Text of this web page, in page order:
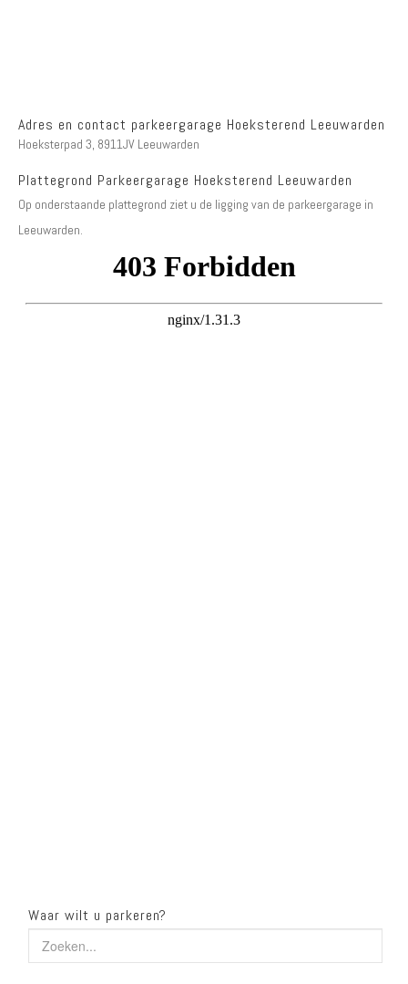
Adres en contact parkeergarage Hoeksterend Leeuwarden
Hoeksterpad 3, 8911JV Leeuwarden
Plattegrond Parkeergarage Hoeksterend Leeuwarden
Op onderstaande plattegrond ziet u de ligging van de parkeergarage in
Leeuwarden.
Waar wilt u parkeren?